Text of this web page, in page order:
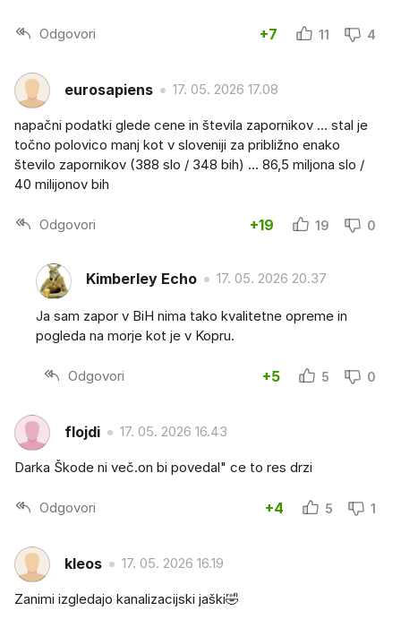
Odgovori +7 11 4
eurosapiens 17. 05. 2026 17.08
napačni podatki glede cene in števila zapornikov ... stal je
točno polovico manj kot v sloveniji za približno enako
število zapornikov (388 slo / 348 bih) ... 86,5 miljona slo /
40 milijonov bih
Odgovori +19 19 0
Kimberley Echo 17. 05. 2026 20.37
Ja sam zapor v BiH nima tako kvalitetne opreme in
pogleda na morje kot je v Kopru.
Odgovori +5 5 0
flojdi 17. 05. 2026 16.43
Darka Škode ni več.on bi povedal" ce to res drzi
Odgovori +4 5 1
kleos 17. 05. 2026 16.19
Zanimi izgledajo kanalizacijski jaški🤣